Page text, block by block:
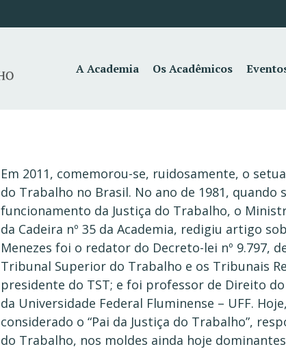
A Academia Os Acadêmicos
Em 2011, comemorou-se, ruidosamente, o
do Trabalho no Brasil. No ano de 1981, quando
funcionamento da Justiça do Trabalho, o
da Cadeira nº 35 da Academia, redigiu artigo
Menezes foi o redator do Decreto-lei nº 9.797,
Tribunal Superior do Trabalho e os Tribunais
presidente do TST; e foi professor de Direito
da Universidade Federal Fluminense – UFF.
considerado o “Pai da Justiça do Trabalho”,
do Trabalho, nos moldes ainda hoje